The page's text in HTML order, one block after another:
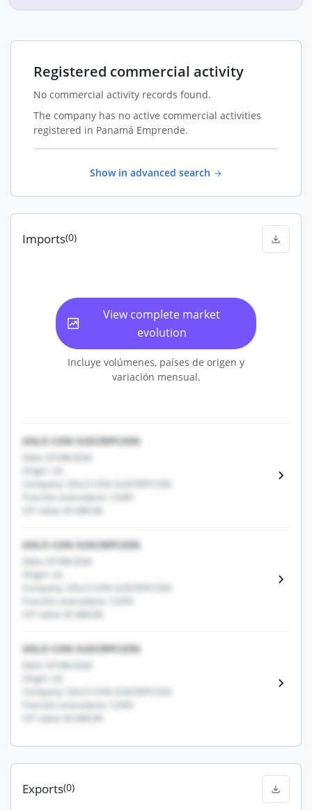
Registered commercial activity
No commercial activity records found.
The company has no active commercial activities
registered in Panamá Emprende.
Show in advanced search
Imports(0)
View complete market
evolution
Incluye volúmenes, países de origen y
variación mensual.
SOLO CON SUSCRIPCION
Date: 07/08/2026
Origin: US
Company: SOLO CON SUSCRIPCION
Fracción arancelaria: 12345
CIF value: $1,000.00
SOLO CON SUSCRIPCION
Date: 07/08/2026
Origin: US
Company: SOLO CON SUSCRIPCION
Fracción arancelaria: 12345
CIF value: $1,000.00
SOLO CON SUSCRIPCION
Date: 07/08/2026
Origin: US
Company: SOLO CON SUSCRIPCION
Fracción arancelaria: 12345
CIF value: $1,000.00
Exports(0)